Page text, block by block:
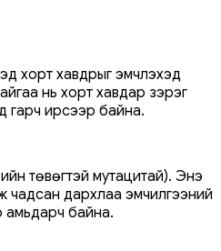
хорт хавдрыг эмчлэхэд
нь хорт хавдар зэрэг
гарч ирсээр байна.
төвөгтэй мутацитай). Энэ
чадсан дархлаа эмчилгээний
амьдарч байна.